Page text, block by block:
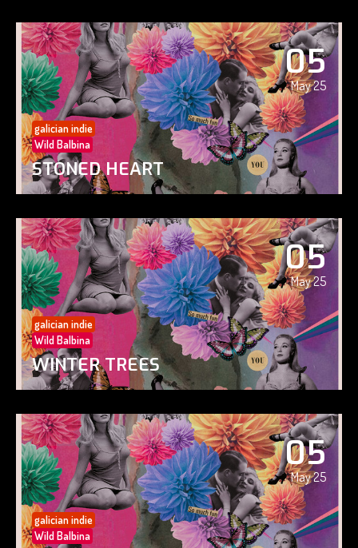
05
May 25
galician indie
Wild Balbina
STONED HEART
05
May 25
galician indie
Wild Balbina
WINTER TREES
05
May 25
galician indie
Wild Balbina